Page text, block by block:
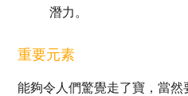
潛力。
重要元素
能夠令人們驚覺走了寶，當